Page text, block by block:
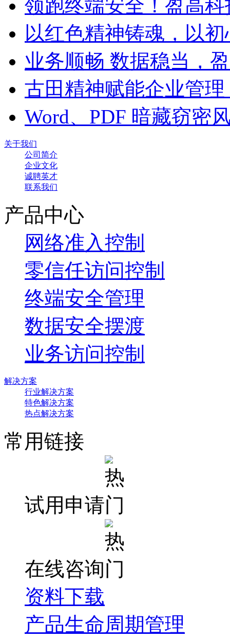
领跑终端安全！盈高
以红色精神铸魂，以
业务顺畅 数据稳当，
古田精神赋能企业管
Word、PDF 暗藏窃密
关于我们
公司简介
企业文化
诚聘英才
联系我们
产品中心
网络准入控制
零信任访问控制
终端安全管理
数据安全摆渡
业务访问控制
解决方案
行业解决方案
特色解决方案
热点解决方案
常用链接
试用申请
在线咨询
资料下载
产品生命周期管理